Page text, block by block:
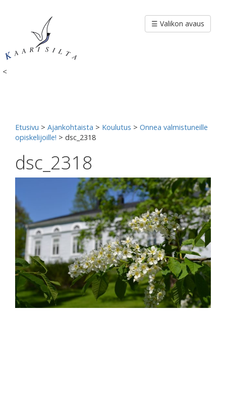
<
☰ Valikon avaus
Etusivu > Ajankohtaista > Koulutus > Onnea valmistuneille
opiskelijoille! > dsc_2318
dsc_2318